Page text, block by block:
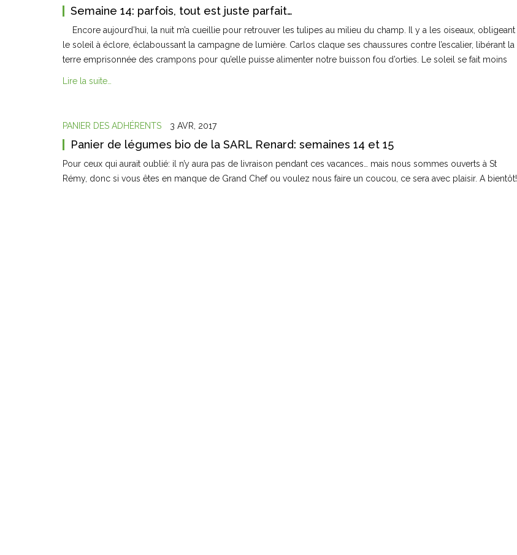
Semaine 14: parfois, tout est juste parfait…
Encore aujourd’hui, la nuit m’a cueillie pour retrouver les tulipes au milieu du champ. Il y a les oiseaux, obligeant
le soleil à éclore, éclaboussant la campagne de lumière. Carlos claque ses chaussures contre l’escalier, libérant la
terre emprisonnée des crampons pour qu’elle puisse alimenter notre buisson fou d’orties. Le soleil se fait moins
Lire la suite…
PANIER DES ADHÉRENTS 3 AVR, 2017
Panier de légumes bio de la SARL Renard: semaines 14 et 15
Pour ceux qui aurait oublié: il n’y aura pas de livraison pendant ces vacances… mais nous sommes ouverts à St
Rémy, donc si vous êtes en manque de Grand Chef ou voulez nous faire un coucou, ce sera avec plaisir. A bientôt!